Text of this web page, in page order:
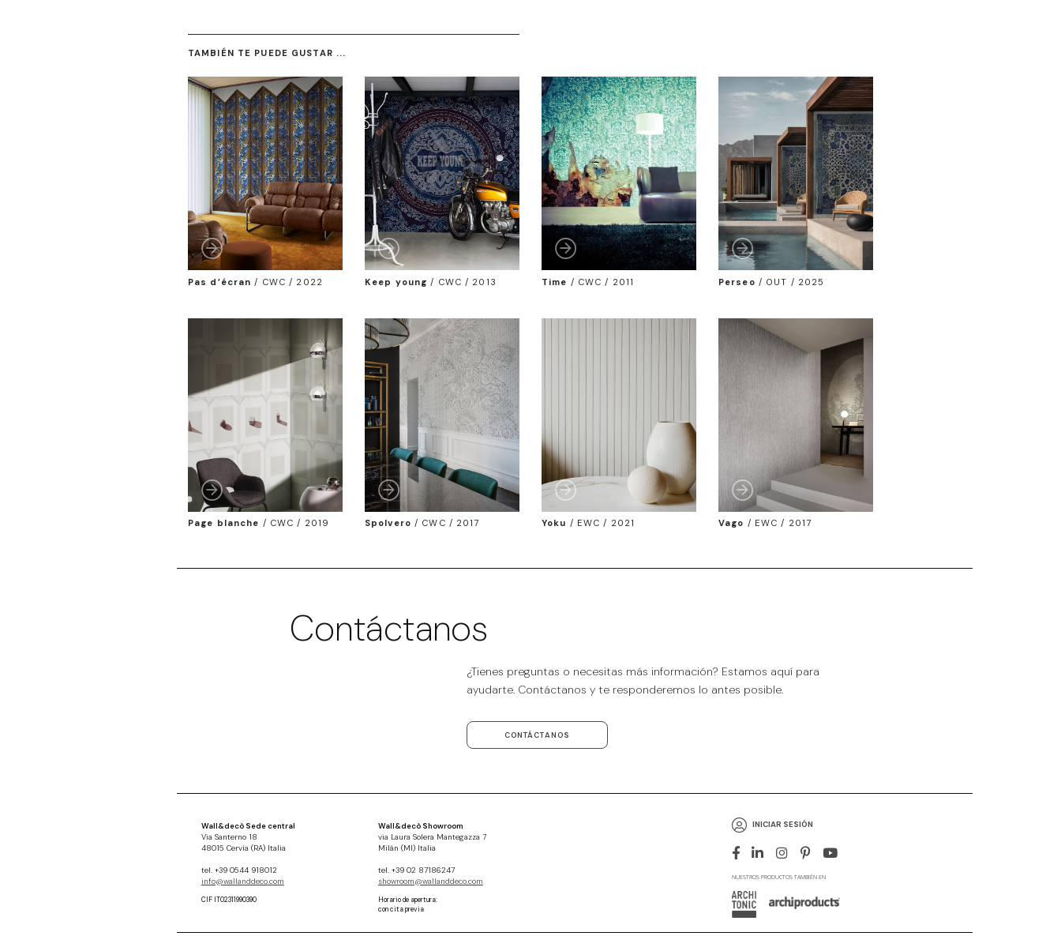
TAMBIÉN TE PUEDE GUSTAR ...
Pas d’écran / CWC / 2022 Keep young / CWC / 2013 Time / CWC / 2011 Perseo / OUT / 2025
Page blanche / CWC / 2019 Spolvero / CWC / 2017 Yoku / EWC / 2021 Vago / EWC / 2017
Contáctanos
¿Tienes preguntas o necesitas más información? Estamos aquí para
ayudarte. Contáctanos y te responderemos lo antes posible.
CONTÁCTANOS
Wall&decò Sede central
Via Santerno 18
48015 Cervia (RA) Italia
tel. +39 0544 918012
info@wallanddeco.com
CIF IT02311990390
Wall&decò Showroom
via Laura Solera Mantegazza 7
Milán (MI) Italia
tel. +39 02 87186247
showroom@wallanddeco.com
Horario de apertura:
con cita previa
INICIAR SESIÓN
NUESTROS PRODUCTOS TAMBIÉN EN